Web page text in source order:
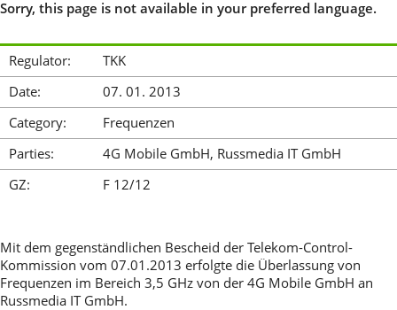
Sorry, this page is not available in your preferred language.
Regulator:
TKK
Date:
07. 01. 2013
Category:
Frequenzen
Parties:
4G Mobile GmbH, Russmedia IT GmbH
GZ:
F 12/12
Mit dem gegenständlichen Bescheid der Telekom-Control-
Kommission vom 07.01.2013 erfolgte die Überlassung von
Frequenzen im Bereich 3,5 GHz von der 4G Mobile GmbH an
Russmedia IT GmbH.